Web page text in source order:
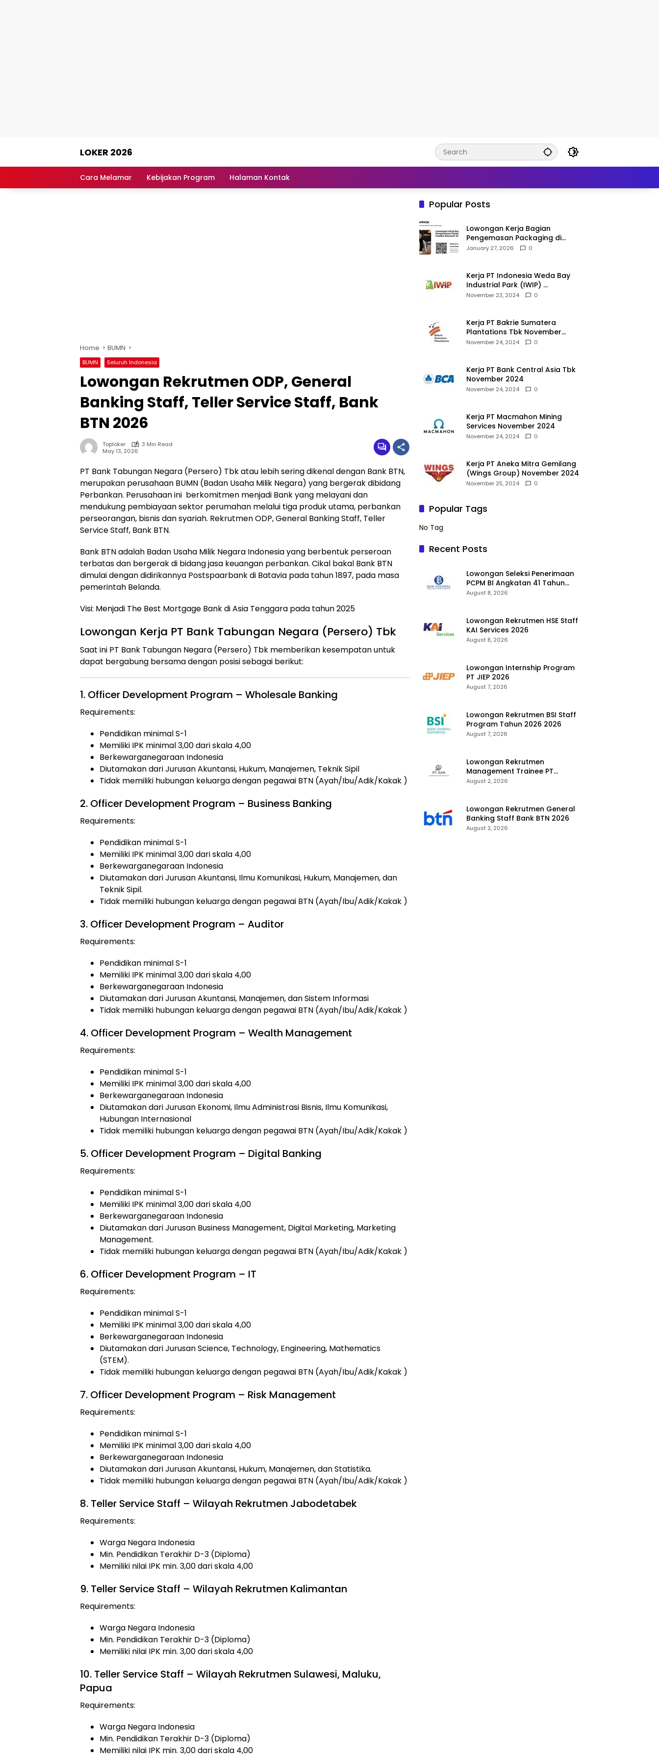
LOKER 2026
Lowongan
Cara Melamar Kebijakan Program Halaman Kontak
Home BUMN
BUMN Seluruh Indonesia
Lowongan Rekrutmen ODP, General
Banking Staff, Teller Service Staff, Bank
BTN 2026
Toploker
3 Min Read
May 13, 2026
PT Bank Tabungan Negara (Persero) Tbk atau lebih sering dikenal dengan Bank BTN,
merupakan perusahaan BUMN (Badan Usaha Milik Negara) yang bergerak dibidang
Perbankan. Perusahaan ini berkomitmen menjadi Bank yang melayani dan
mendukung pembiayaan sektor perumahan melalui tiga produk utama, perbankan
perseorangan, bisnis dan syariah. Rekrutmen ODP, General Banking Staff, Teller
Service Staff, Bank BTN.
Bank BTN adalah Badan Usaha Milik Negara Indonesia yang berbentuk perseroan
terbatas dan bergerak di bidang jasa keuangan perbankan. Cikal bakal Bank BTN
dimulai dengan didirikannya Postspaarbank di Batavia pada tahun 1897, pada masa
pemerintah Belanda.
Visi: Menjadi The Best Mortgage Bank di Asia Tenggara pada tahun 2025
Lowongan Kerja PT Bank Tabungan Negara (Persero) Tbk
Saat ini PT Bank Tabungan Negara (Persero) Tbk memberikan kesempatan untuk
dapat bergabung bersama dengan posisi sebagai berikut:
1. Officer Development Program – Wholesale Banking
Requirements:
Pendidikan minimal S-1
Memiliki IPK minimal 3,00 dari skala 4,00
Berkewarganegaraan Indonesia
Diutamakan dari Jurusan Akuntansi, Hukum, Manajemen, Teknik Sipil
Tidak memiliki hubungan keluarga dengan pegawai BTN (Ayah/Ibu/Adik/Kakak )
2. Officer Development Program – Business Banking
Requirements:
Pendidikan minimal S-1
Memiliki IPK minimal 3,00 dari skala 4,00
Berkewarganegaraan Indonesia
Diutamakan dari Jurusan Akuntansi, Ilmu Komunikasi, Hukum, Manajemen, dan
Teknik Sipil.
Tidak memiliki hubungan keluarga dengan pegawai BTN (Ayah/Ibu/Adik/Kakak )
3. Officer Development Program – Auditor
Requirements:
Pendidikan minimal S-1
Memiliki IPK minimal 3,00 dari skala 4,00
Berkewarganegaraan Indonesia
Diutamakan dari Jurusan Akuntansi, Manajemen, dan Sistem Informasi
Tidak memiliki hubungan keluarga dengan pegawai BTN (Ayah/Ibu/Adik/Kakak )
4. Officer Development Program – Wealth Management
Requirements:
Pendidikan minimal S-1
Memiliki IPK minimal 3,00 dari skala 4,00
Berkewarganegaraan Indonesia
Diutamakan dari Jurusan Ekonomi, Ilmu Administrasi Bisnis, Ilmu Komunikasi,
Hubungan Internasional
Tidak memiliki hubungan keluarga dengan pegawai BTN (Ayah/Ibu/Adik/Kakak )
5. Officer Development Program – Digital Banking
Requirements:
Pendidikan minimal S-1
Memiliki IPK minimal 3,00 dari skala 4,00
Berkewarganegaraan Indonesia
Diutamakan dari Jurusan Business Management, Digital Marketing, Marketing
Management.
Tidak memiliki hubungan keluarga dengan pegawai BTN (Ayah/Ibu/Adik/Kakak )
6. Officer Development Program – IT
Requirements:
Pendidikan minimal S-1
Memiliki IPK minimal 3,00 dari skala 4,00
Berkewarganegaraan Indonesia
Diutamakan dari Jurusan Science, Technology, Engineering, Mathematics
(STEM).
Tidak memiliki hubungan keluarga dengan pegawai BTN (Ayah/Ibu/Adik/Kakak )
7. Officer Development Program – Risk Management
Requirements:
Pendidikan minimal S-1
Memiliki IPK minimal 3,00 dari skala 4,00
Berkewarganegaraan Indonesia
Diutamakan dari Jurusan Akuntansi, Hukum, Manajemen, dan Statistika.
Tidak memiliki hubungan keluarga dengan pegawai BTN (Ayah/Ibu/Adik/Kakak )
8. Teller Service Staff – Wilayah Rekrutmen Jabodetabek
Requirements:
Warga Negara Indonesia
Min. Pendidikan Terakhir D-3 (Diploma)
Memiliki nilai IPK min. 3,00 dari skala 4,00
9. Teller Service Staff – Wilayah Rekrutmen Kalimantan
Requirements:
Warga Negara Indonesia
Min. Pendidikan Terakhir D-3 (Diploma)
Memiliki nilai IPK min. 3,00 dari skala 4,00
10. Teller Service Staff – Wilayah Rekrutmen Sulawesi, Maluku,
Papua
Requirements:
Warga Negara Indonesia
Min. Pendidikan Terakhir D-3 (Diploma)
Memiliki nilai IPK min. 3,00 dari skala 4,00
Popular Posts
Lowongan Kerja Bagian
Pengemasan Packaging di
Pusaka Souvenir Gallery
January 27, 2026 0
Kerja PT Indonesia Weda Bay
Industrial Park (IWIP)
November 2024
November 23, 2024 0
Kerja PT Bakrie Sumatera
Plantations Tbk November
2024
November 24, 2024 0
Kerja PT Bank Central Asia Tbk
November 2024
November 24, 2024 0
Kerja PT Macmahon Mining
Services November 2024
November 24, 2024 0
Kerja PT Aneka Mitra Gemilang
(Wings Group) November 2024
November 25, 2024 0
Popular Tags
No Tag
Recent Posts
Lowongan Seleksi Penerimaan
PCPM BI Angkatan 41 Tahun
2026 2026
August 8, 2026
Lowongan Rekrutmen HSE Staff
KAI Services 2026
August 8, 2026
Lowongan Internship Program
PT JIEP 2026
August 7, 2026
Lowongan Rekrutmen BSI Staff
Program Tahun 2026 2026
August 7, 2026
Lowongan Rekrutmen
Management Trainee PT
Kalimantan Alumina Nusantara
August 2, 2026
Lowongan Rekrutmen General
Banking Staff Bank BTN 2026
August 2, 2026